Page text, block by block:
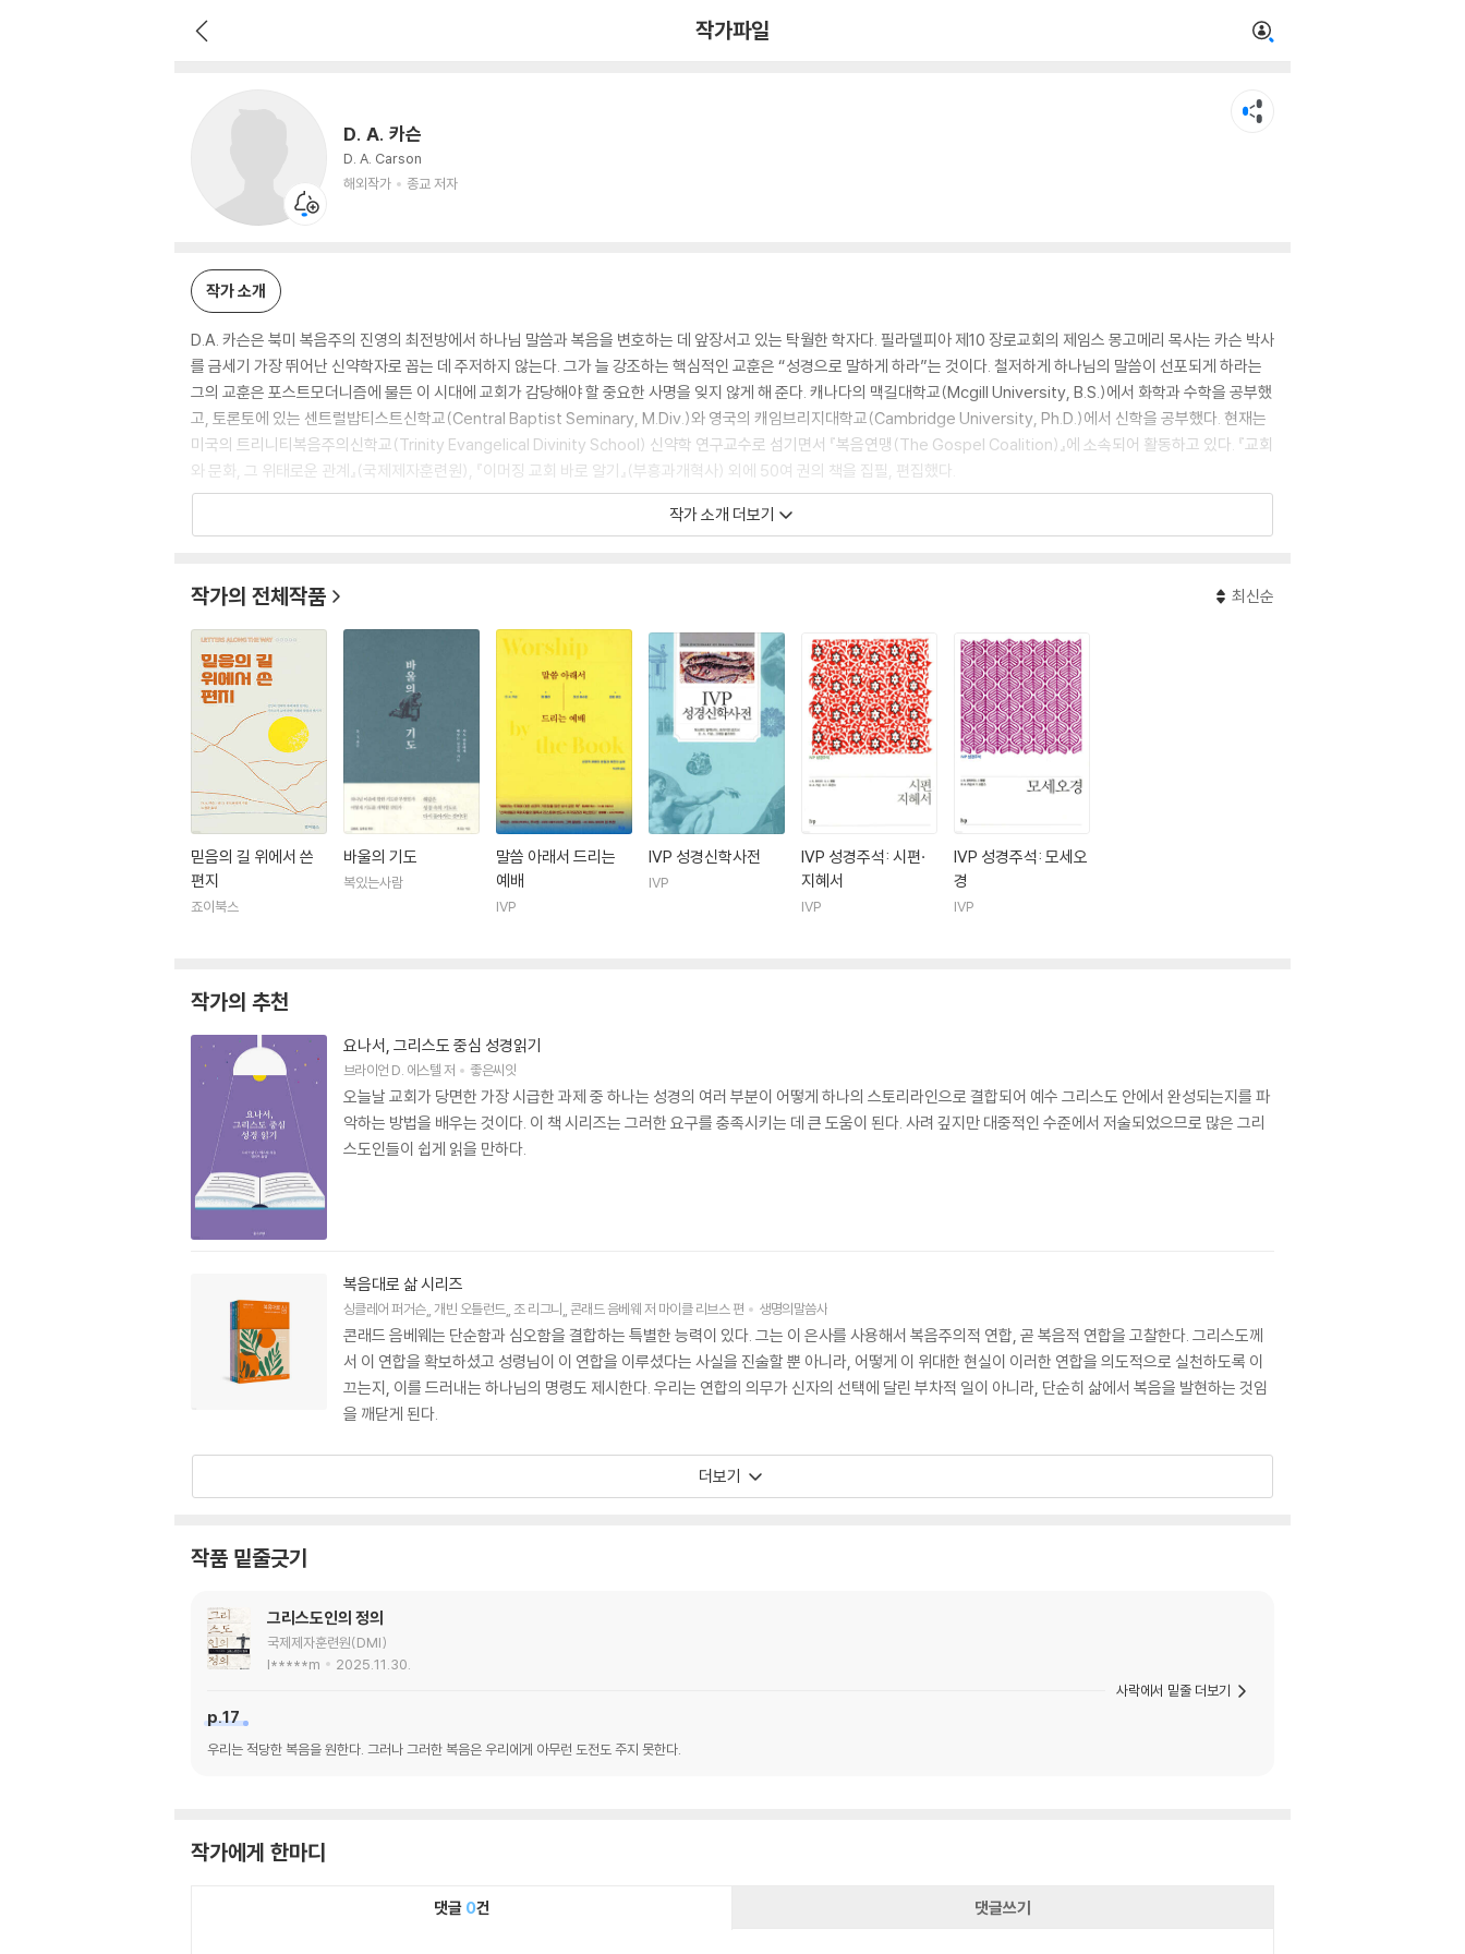
작가파일
D. A. 카슨
D. A. Carson
해외작가
종교 저자
작가 소개
D.A. 카슨은 북미 복음주의 진영의 최전방에서 하나님 말씀과 복음을 변호하는 데 앞장서고 있는 탁월한 학자다. 필라델피아 제10 장로교회의 제임스 몽고메리 목사는 카슨 박사
를 금세기 가장 뛰어난 신약학자로 꼽는 데 주저하지 않는다. 그가 늘 강조하는 핵심적인 교훈은 “성경으로 말하게 하라”는 것이다. 철저하게 하나님의 말씀이 선포되게 하라는
그의 교훈은 포스트모더니즘에 물든 이 시대에 교회가 감당해야 할 중요한 사명을 잊지 않게 해 준다. 캐나다의 맥길대학교(Mcgill University, B.S.)에서 화학과 수학을 공부했
고, 토론토에 있는 센트럴밥티스트신학교(Central Baptist Seminary, M.Div.)와 영국의 캐임브리지대학교(Cambridge University, Ph.D.)에서 신학을 공부했다. 현재는
미국의 트리니티복음주의신학교(Trinity Evangelical Divinity School) 신약학 연구교수로 섬기면서 『복음연맹(The Gospel Coalition)』에 소속되어 활동하고 있다. 『교회
와 문화, 그 위태로운 관계』(국제제자훈련원), 『이머징 교회 바로 알기』(부흥과개혁사) 외에 50여 권의 책을 집필, 편집했다.
작가 소개 더보기
작가의 전체작품 최신순
믿음의 길 위에서 쓴
편지
죠이북스
바울의 기도
복있는사람
말씀 아래서 드리는
예배
IVP
IVP 성경신학사전
IVP
IVP 성경주석: 시편·
지혜서
IVP
IVP 성경주석: 모세오
경
IVP
작가의 추천
요나서, 그리스도 중심 성경읽기
브라이언 D. 에스텔저 좋은씨앗
오늘날 교회가 당면한 가장 시급한 과제 중 하나는 성경의 여러 부분이 어떻게 하나의 스토리라인으로 결합되어 예수 그리스도 안에서 완성되는지를 파
악하는 방법을 배우는 것이다. 이 책 시리즈는 그러한 요구를 충족시키는 데 큰 도움이 된다. 사려 깊지만 대중적인 수준에서 저술되었으므로 많은 그리
스도인들이 쉽게 읽을 만하다.
복음대로 삶 시리즈
싱클레어 퍼거슨, 개빈 오틀런드 조 리그니 콘래드 음베웨저 마이클 리브스 편 생명의말씀사
콘래드 음베웨는 단순함과 심오함을 결합하는 특별한 능력이 있다. 그는 이 은사를 사용해서 복음주의적 연합, 곧 복음적 연합을 고찰한다. 그리스도께
서 이 연합을 확보하셨고 성령님이 이 연합을 이루셨다는 사실을 진술할 뿐 아니라, 어떻게 이 위대한 현실이 이러한 연합을 의도적으로 실천하도록 이
끄는지, 이를 드러내는 하나님의 명령도 제시한다. 우리는 연합의 의무가 신자의 선택에 달린 부차적 일이 아니라, 단순히 삶에서 복음을 발현하는 것임
을 깨닫게 된다.
더보기
작품 밑줄긋기
그리스도인의 정의
국제제자훈련원(DMI)
l*****m
2025.11.30.
p.17
우리는 적당한 복음을 원한다. 그러나 그러한 복음은 우리에게 아무런 도전도 주지 못한다.
사락에서 밑줄 더보기
작가에게 한마디
댓글 0건 댓글쓰기